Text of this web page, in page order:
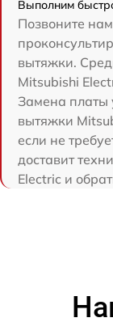
Выполним
Позвоните
вытяжки.
Mitsubishi
Замена платы
вытяжки
если не
доставит
Electric и